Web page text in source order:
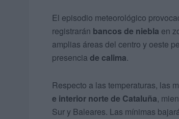
El episodio meteorológico
registrarán bancos de niebla en
amplias áreas del centro y oeste
presencia de calima.
Respecto a las temperaturas, las
e interior norte de Cataluña,
Sur y Baleares. Las mínimas